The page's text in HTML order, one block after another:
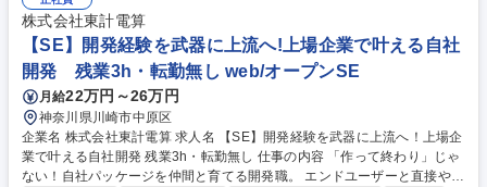
ムの改修・お客様からの問い合わせ対応・営業同行によるシステム提案な
ど。現場の職人さんが効率的な業務を出来るよう、使いやすいシステムの
構築を目指します 募集職種 【システム開発・未経験歓迎】-マンツーマン
OJTで着実にスキルUP- 転勤無し
株式会社東計電算
【SE】開発経験を武器に上流へ!上場企業で叶える自社
開発 残業3h・転勤無し web/オープンSE
月給22万円～26万円
神奈川県川崎市中原区
企業名 株式会社東計電算 求人名 【SE】開発経験を武器に上流へ！上場企
業で叶える自社開発 残業3h・転勤無し 仕事の内容 「作って終わり」じゃ
ない！自社パッケージを仲間と育てる開発職。 エンドユーザーと直接やり